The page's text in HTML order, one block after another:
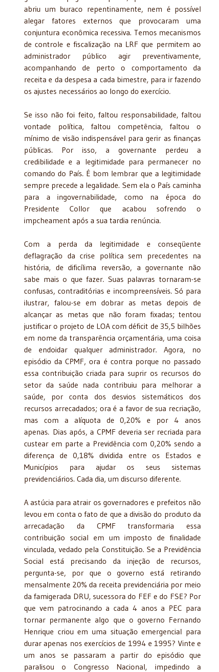
abriu um buraco repentinamente, nem é possível
alegar fatores externos que provocaram uma
conjuntura econômica recessiva. Temos mecanismos
de controle e fiscalização na LRF que permitem ao
administrador público agir preventivamente,
acompanhando de perto o comportamento da
receita e da despesa a cada bimestre, para ir fazendo
os ajustes necessários ao longo do exercício.
Se isso não foi feito, faltou responsabilidade, faltou
vontade política, faltou competência, faltou o
mínimo de visão indispensável para gerir as finanças
públicas. Por isso, a governante perdeu a
credibilidade e a legitimidade para permanecer no
comando do País. É bom lembrar que a legitimidade
sempre precede a legalidade. Sem ela o País caminha
para a ingovernabilidade, como na época do
Presidente Collor que acabou sofrendo o
impcheament após a sua tardia renúncia.
Com a perda da legitimidade e conseqüente
deflagração da crise política sem precedentes na
história, de dificílima reversão, a governante não
sabe mais o que fazer. Suas palavras tornaram-se
confusas, contraditórias e incompreensíveis. Só para
ilustrar, falou-se em dobrar as metas depois de
alcançar as metas que não foram fixadas; tentou
justificar o projeto de LOA com déficit de 35,5 bilhões
em nome da transparência orçamentária, uma coisa
de endoidar qualquer administrador. Agora, no
episódio da CPMF, ora é contra porque no passado
essa contribuição criada para suprir os recursos do
setor da saúde nada contribuiu para melhorar a
saúde, por conta dos desvios sistemáticos dos
recursos arrecadados; ora é a favor de sua recriação,
mas com a alíquota de 0,20% e por 4 anos
apenas. Dias após, a CPMF deveria ser recriada para
custear em parte a Previdência com 0,20% sendo a
diferença de 0,18% dividida entre os Estados e
Municípios para ajudar os seus sistemas
previdenciários. Cada dia, um discurso diferente.
A astúcia para atrair os governadores e prefeitos não
levou em conta o fato de que a divisão do produto da
arrecadação da CPMF transformaria essa
contribuição social em um imposto de finalidade
vinculada, vedado pela Constituição. Se a Previdência
Social está precisando da injeção de recursos,
pergunta-se, por que o governo está retirando
mensalmente 20% da receita previdenciária por meio
da famigerada DRU, sucessora do FEF e do FSE? Por
que vem patrocinando a cada 4 anos a PEC para
tornar permanente algo que o governo Fernando
Henrique criou em uma situação emergencial para
durar apenas nos exercícios de 1994 e 1995? Vinte e
um anos se passaram a partir do episódio que
paralisou o Congresso Nacional, impedindo a